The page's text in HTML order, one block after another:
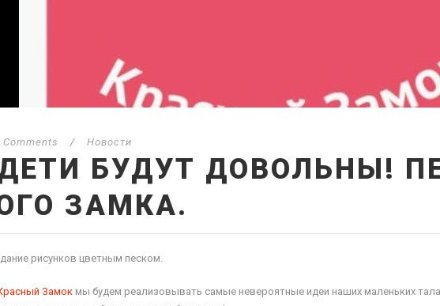
Comments / Новости
БУДУТ ДОВОЛЬНЫ!
ЗАМКА.
рисунков цветным песком.
Замок мы будем реализовывать самые невероятные идеи наших маленьких